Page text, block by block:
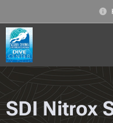
SDI Nitrox